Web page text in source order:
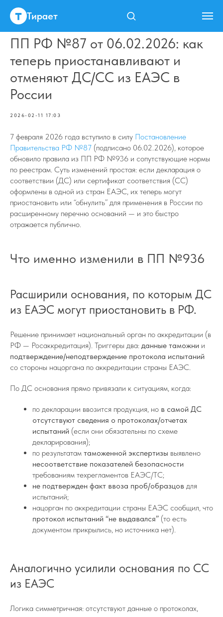
Тирает
ПП РФ №87 от 06.02.2026: как
теперь приостанавливают и
отменяют ДС/СС из ЕАЭС в
России
2026-02-11 17:03
7 февраля 2026 года вступило в силу Постановление
Правительства РФ №87 (подписано 06.02.2026), которое
обновило правила из ПП РФ №936 и сопутствующие нормы
по реестрам. Суть изменений простая: если декларация о
соответствии (ДС) или сертификат соответствия (СС)
оформлены в одной из стран ЕАЭС, их теперь могут
приостановить или “обнулить” для применения в России по
расширенному перечню оснований — и это быстро
отражается публично.
Что именно изменили в ПП №936
Расширили основания, по которым ДС
из ЕАЭС могут приостановить в РФ.
Решение принимает национальный орган по аккредитации (в
РФ — Росаккредитация). Триггеры два: данные таможни и
подтверждение/неподтверждение протокола испытаний
со стороны нацоргана по аккредитации страны ЕАЭС.
По ДС основания прямо привязали к ситуациям, когда:
по декларации ввозится продукция, но в самой ДС
отсутствуют сведения о протоколах/отчетах
испытаний (если они обязательны по схеме
декларирования);
по результатам таможенной экспертизы выявлено
несоответствие показателей безопасности
требованиям техрегламентов ЕАЭС/ТС;
не подтвержден факт ввоза проб/образцов для
испытаний;
нацорган по аккредитации страны ЕАЭС сообщил, что
протокол испытаний “не выдавался” (то есть
документом прикрылись, но источника нет).
Аналогично усилили основания по СС
из ЕАЭС
Логика симметричная: отсутствуют данные о протоколах,